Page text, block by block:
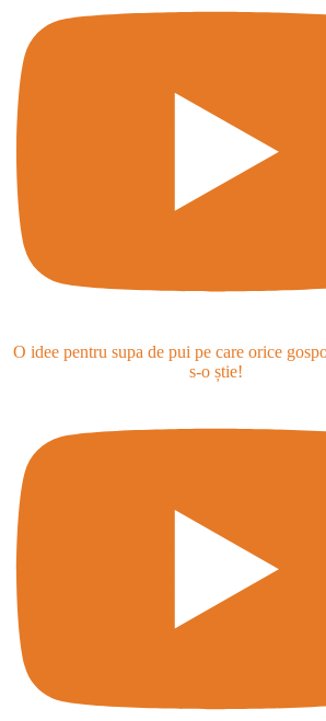
O idee pentru supa de pui pe care orice
s-o știe!